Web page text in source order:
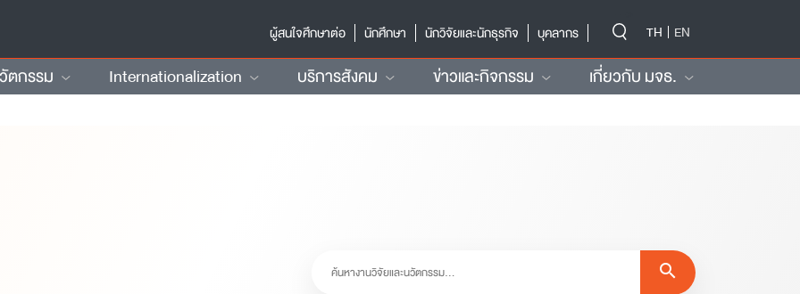
ผู้สนใจศึกษาต่อ
นักศึกษา นักวิจัยและนักธุรกิจ บุคลากร TH EN
ตกรรม Internationalization บริการสังคม ข่าวและกิจกรรม เกี่ยวกับ มจธ.
search